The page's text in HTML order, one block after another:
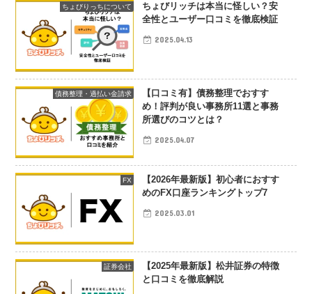
ちょびりっちについて
ちょびリッチは本当に怪しい？安
全性とユーザー口コミを徹底検証
2025.04.13
債務整理・過払い金請求
【口コミ有】債務整理でおすす
め！評判が良い事務所11選と事務
所選びのコツとは？
2025.04.07
FX
【2026年最新版】初心者におすす
めのFX口座ランキングトップ7
2025.03.01
証券会社
【2025年最新版】松井証券の特徴
と口コミを徹底解説